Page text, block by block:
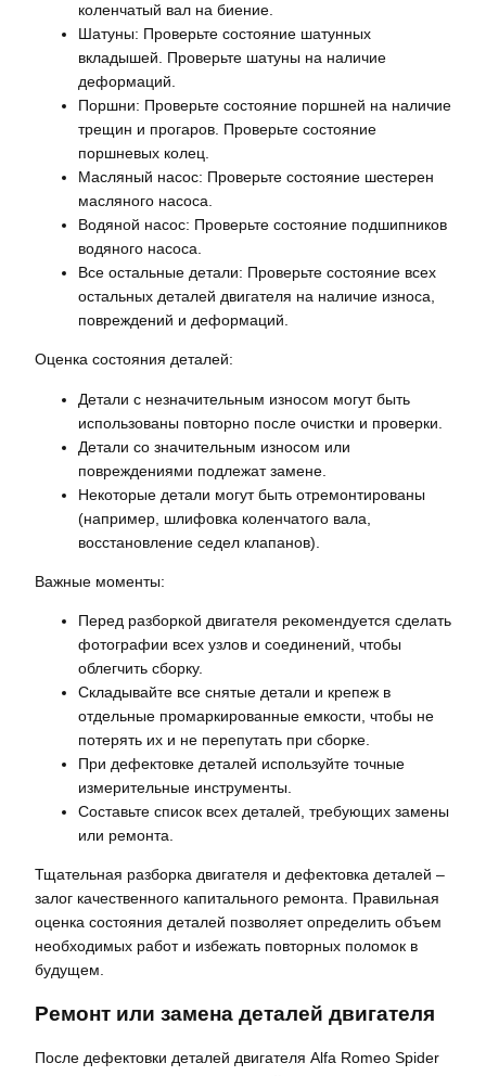
коленчатый вал на биение.
Шатуны: Проверьте состояние шатунных
вкладышей. Проверьте шатуны на наличие
деформаций.
Поршни: Проверьте состояние поршней на наличие
трещин и прогаров. Проверьте состояние
поршневых колец.
Масляный насос: Проверьте состояние шестерен
масляного насоса.
Водяной насос: Проверьте состояние подшипников
водяного насоса.
Все остальные детали: Проверьте состояние всех
остальных деталей двигателя на наличие износа,
повреждений и деформаций.
Оценка состояния деталей:
Детали с незначительным износом могут быть
использованы повторно после очистки и проверки.
Детали со значительным износом или
повреждениями подлежат замене.
Некоторые детали могут быть отремонтированы
(например, шлифовка коленчатого вала,
восстановление седел клапанов).
Важные моменты:
Перед разборкой двигателя рекомендуется сделать
фотографии всех узлов и соединений, чтобы
облегчить сборку.
Складывайте все снятые детали и крепеж в
отдельные промаркированные емкости, чтобы не
потерять их и не перепутать при сборке.
При дефектовке деталей используйте точные
измерительные инструменты.
Составьте список всех деталей, требующих замены
или ремонта.
Тщательная разборка двигателя и дефектовка деталей –
залог качественного капитального ремонта. Правильная
оценка состояния деталей позволяет определить объем
необходимых работ и избежать повторных поломок в
будущем.
Ремонт или замена деталей двигателя
После дефектовки деталей двигателя Alfa Romeo Spider